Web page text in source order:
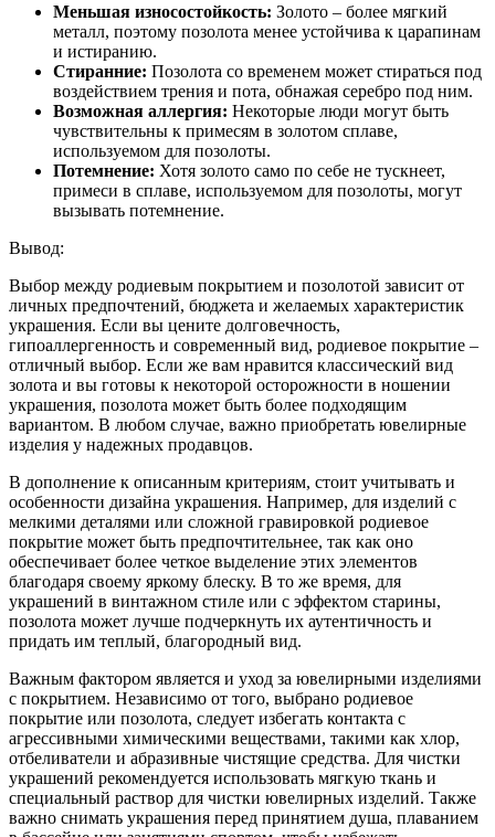
Меньшая износостойкость: Золото – более мягкий
металл, поэтому позолота менее устойчива к царапинам
и истиранию.
Стиранние: Позолота со временем может стираться под
воздействием трения и пота, обнажая серебро под ним.
Возможная аллергия: Некоторые люди могут быть
чувствительны к примесям в золотом сплаве,
используемом для позолоты.
Потемнение: Хотя золото само по себе не тускнеет,
примеси в сплаве, используемом для позолоты, могут
вызывать потемнение.
Вывод:
Выбор между родиевым покрытием и позолотой зависит от
личных предпочтений, бюджета и желаемых характеристик
украшения. Если вы цените долговечность,
гипоаллергенность и современный вид, родиевое покрытие –
отличный выбор. Если же вам нравится классический вид
золота и вы готовы к некоторой осторожности в ношении
украшения, позолота может быть более подходящим
вариантом. В любом случае, важно приобретать ювелирные
изделия у надежных продавцов.
В дополнение к описанным критериям, стоит учитывать и
особенности дизайна украшения. Например, для изделий с
мелкими деталями или сложной гравировкой родиевое
покрытие может быть предпочтительнее, так как оно
обеспечивает более четкое выделение этих элементов
благодаря своему яркому блеску. В то же время, для
украшений в винтажном стиле или с эффектом старины,
позолота может лучше подчеркнуть их аутентичность и
придать им теплый, благородный вид.
Важным фактором является и уход за ювелирными изделиями
с покрытием. Независимо от того, выбрано родиевое
покрытие или позолота, следует избегать контакта с
агрессивными химическими веществами, такими как хлор,
отбеливатели и абразивные чистящие средства. Для чистки
украшений рекомендуется использовать мягкую ткань и
специальный раствор для чистки ювелирных изделий. Также
важно снимать украшения перед принятием душа, плаванием